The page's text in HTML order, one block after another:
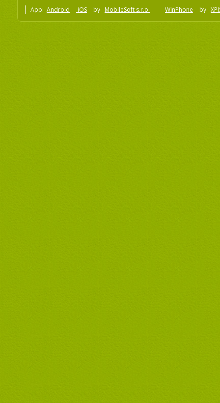
App: Android iOS by MobileSoft s.r.o WinPhone by